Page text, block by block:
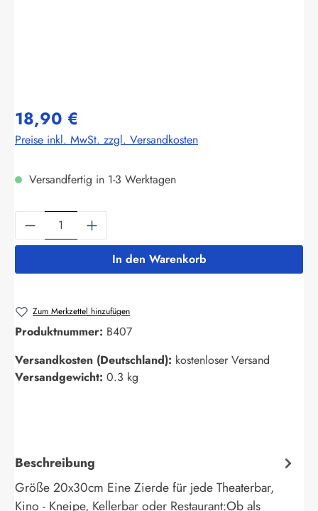
18,90 €
Preise inkl. MwSt. zzgl. Versandkosten
Versandfertig in 1-3 Werktagen
Produkt Anzahl: Gib den gewünschten
In den Warenkorb
Zum Merkzettel hinzufügen
Produktnummer: B407
Versandkosten (Deutschland): kostenloser Versand
Versandgewicht: 0.3 kg
Beschreibung
Größe 20x30cm Eine Zierde für jede Theaterbar,
Kino - Kneipe, Kellerbar oder Restaurant:Ob als